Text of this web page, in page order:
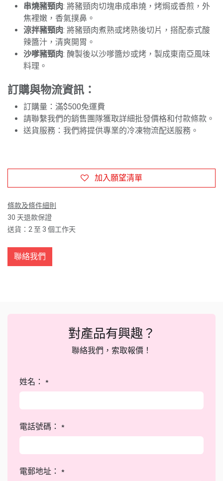
串燒豬頸肉: 將豬頸肉切塊串成串燒，烤焗或香煎，外
焦裡嫩，香氣撲鼻。
涼拌豬頸肉: 將豬頸肉煮熟或烤熟後切片，搭配泰式酸
辣醬汁，清爽開胃。
沙嗲豬頸肉: 醃製後以沙嗲醬炒或烤，製成東南亞風味
料理。
訂購與物流資訊：
訂購量：滿$500免運費
請聯繫我們的銷售團隊獲取詳細批發價格和付款條款。
送貨服務：我們將提供專業的冷凍物流配送服務。
加入願望清單
條款及條件細則
30 天退款保證
送貨：2 至 3 個工作天
聯絡我們
對產品有興趣？
聯絡我們，索取報價！
姓名： *
電話號碼： *
電郵地址： *